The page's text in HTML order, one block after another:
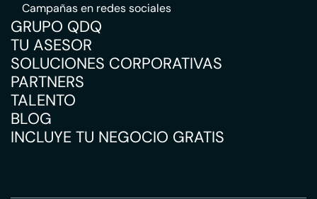
Campañas en redes sociales
GRUPO QDQ
TU ASESOR
SOLUCIONES CORPORATIVAS
PARTNERS
TALENTO
BLOG
INCLUYE TU NEGOCIO GRATIS